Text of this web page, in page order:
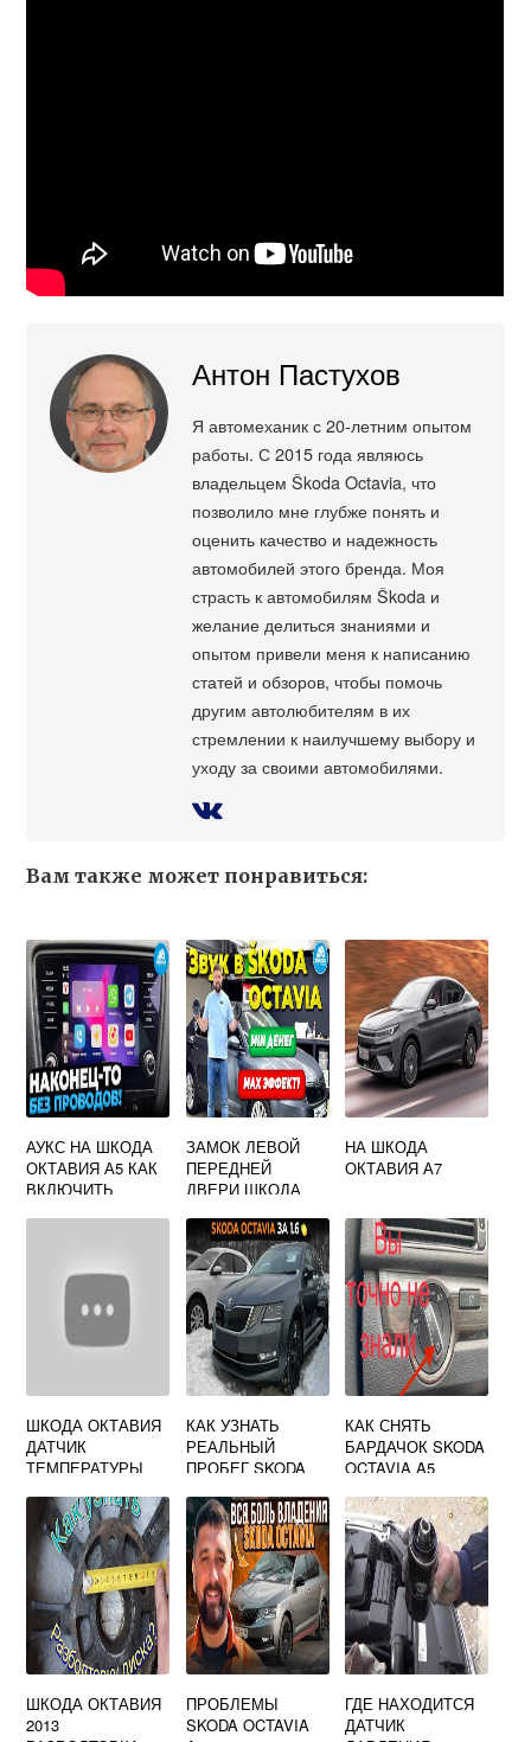
Антон Пастухов
Я автомеханик с 20-летним опытом
работы. С 2015 года являюсь
владельцем Škoda Octavia, что
позволило мне глубже понять и
оценить качество и надежность
автомобилей этого бренда. Моя
страсть к автомобилям Škoda и
желание делиться знаниями и
опытом привели меня к написанию
статей и обзоров, чтобы помочь
другим автолюбителям в их
стремлении к наилучшему выбору и
уходу за своими автомобилями.
Вам также может понравиться:
АУКС НА ШКОДА
ОКТАВИЯ А5 КАК
ВКЛЮЧИТЬ
ЗАМОК ЛЕВОЙ
ПЕРЕДНЕЙ
ДВЕРИ ШКОДА
НА ШКОДА
ОКТАВИЯ А7
ШКОДА ОКТАВИЯ
ДАТЧИК
ТЕМПЕРАТУРЫ
КАК УЗНАТЬ
РЕАЛЬНЫЙ
ПРОБЕГ SKODA
КАК СНЯТЬ
БАРДАЧОК SKODA
OCTAVIA A5
ШКОДА ОКТАВИЯ
2013
ПРОБЛЕМЫ
SKODA OCTAVIA
ГДЕ НАХОДИТСЯ
ДАТЧИК